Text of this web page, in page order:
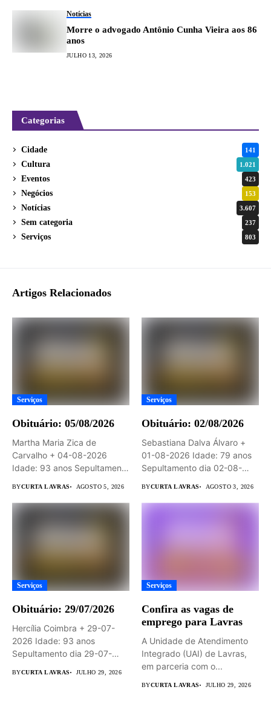
Notícias
Morre o advogado Antônio Cunha Vieira aos 86
anos
JULHO 13, 2026
Categorias
Cidade 141
Cultura 1.021
Eventos 423
Negócios 153
Notícias 3.607
Sem categoria 237
Serviços 803
Artigos Relacionados
Serviços
Obituário: 05/08/2026
Martha Maria Zica de
Carvalho + 04-08-2026
Idade: 93 anos Sepultamento
BYCURTA LAVRAS AGOSTO 5, 2026
Serviços
Obituário: 02/08/2026
Sebastiana Dalva Álvaro +
01-08-2026 Idade: 79 anos
Sepultamento dia 02-08-
BYCURTA LAVRAS AGOSTO 3, 2026
Serviços
Obituário: 29/07/2026
Hercília Coimbra + 29-07-
2026 Idade: 93 anos
Sepultamento dia 29-07-
BYCURTA LAVRAS JULHO 29, 2026
Serviços
Confira as vagas de
emprego para Lavras
A Unidade de Atendimento
Integrado (UAI) de Lavras,
em parceria com o...
BYCURTA LAVRAS JULHO 29, 2026